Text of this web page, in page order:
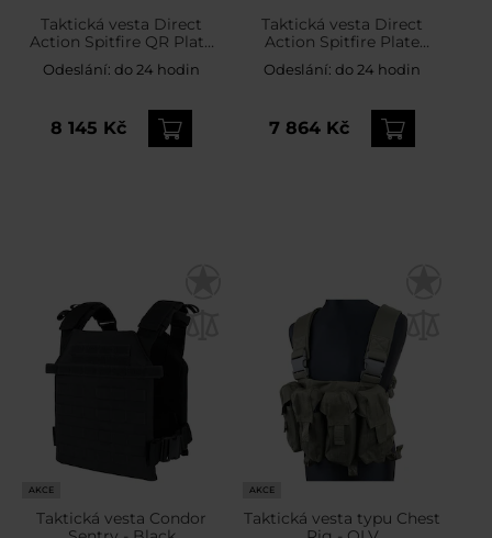
Taktická vesta Direct
Action Spitfire QR Plate
Carrier - Ranger Green
Odeslání:do 24 hodin
8 145 Kč
Taktická vesta Direct
Action Spitfire Plate
Carrier - MultiCam Tropic
Odeslání:do 24 hodin
7 864 Kč
AKCE
Taktická vesta Condor
AKCE
Taktická vesta typu Chest